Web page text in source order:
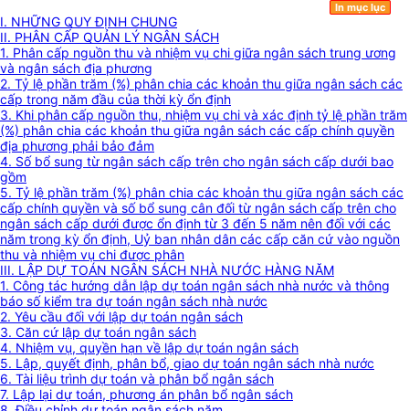
In mục lục
I. NHỮNG QUY ĐỊNH CHUNG
II. PHÂN CẤP QUẢN LÝ NGÂN SÁCH
1. Phân cấp nguồn thu và nhiệm vụ chi giữa ngân sách trung ương
và ngân sách địa phương
2. Tỷ lệ phần trăm (%) phân chia các khoản thu giữa ngân sách các
cấp trong năm đầu của thời kỳ ổn định
3. Khi phân cấp nguồn thu, nhiệm vụ chi và xác định tỷ lệ phần trăm
(%) phân chia các khoản thu giữa ngân sách các cấp chính quyền
địa phương phải bảo đảm
4. Số bổ sung từ ngân sách cấp trên cho ngân sách cấp dưới bao
gồm
5. Tỷ lệ phần trăm (%) phân chia các khoản thu giữa ngân sách các
cấp chính quyền và số bổ sung cân đối từ ngân sách cấp trên cho
ngân sách cấp dưới được ổn định từ 3 đến 5 năm nên đối với các
năm trong kỳ ổn định, Uỷ ban nhân dân các cấp căn cứ vào nguồn
thu và nhiệm vụ chi được phân
III. LẬP DỰ TOÁN NGÂN SÁCH NHÀ NƯỚC HÀNG NĂM
1. Công tác hướng dẫn lập dự toán ngân sách nhà nước và thông
báo số kiểm tra dự toán ngân sách nhà nước
2. Yêu cầu đối với lập dự toán ngân sách
3. Căn cứ lập dự toán ngân sách
4. Nhiệm vụ, quyền hạn về lập dự toán ngân sách
5. Lập, quyết định, phân bổ, giao dự toán ngân sách nhà nước
6. Tài liệu trình dự toán và phân bổ ngân sách
7. Lập lại dự toán, phương án phân bổ ngân sách